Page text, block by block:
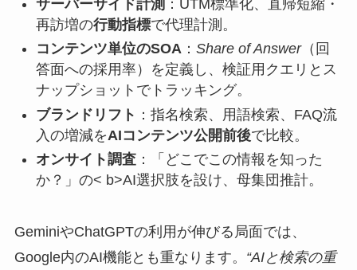
サーバーサイド計測 ：UTM標準化、直帰短縮・
再訪増の行動指標で代理計測。
コンテンツ単位のSOA： Share of Answer（回
答面への採用率）を定義し、検証用クエリとス
ナップショットでトラッキング。
ブランドリフト ：指名検索、用語検索、FAQ流
入の増減をAIコンテンツ公開前後で比較。
オンサイト調査：「どこでこの情報を知った
か？」の< b>AI選択肢を設け、母集団推計。
GeminiやChatGPTの利用が伸びる局面では、
Google内のAI機能とも重なります。 “AIと検索の重